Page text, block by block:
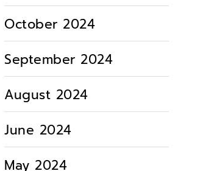
October 2024
September 2024
August 2024
June 2024
May 2024